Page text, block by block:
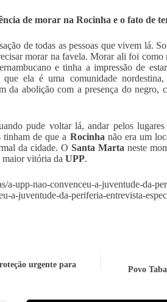
de morar na Rocinha e o fato de
de todas as pessoas que vivem lá.
morar na favela. Morar ali foi
e tinha a impressão de
ela é uma comunidade
da abolição com a presença do negro,
pude voltar lá, andar pelos
tinham de que a Rocinha não era um
da cidade. O Santa Marta neste
maior vitória da UPP.
a-upp-nao-convenceu-a-juventude-da-
a-juventude-da-periferia-entrevista-
urgente para
Povo